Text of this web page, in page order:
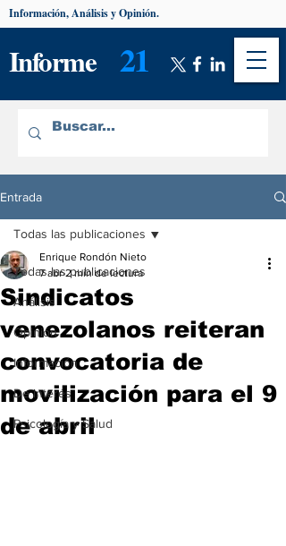
Informe 21
Información, Análisis y Opinión.
Entrada
Todas las publicaciones
Análisis
Opinión
Información
De interés
Psicología y Salud
Todas las publicaciones
Sindicatos
venezolanos reiteran
convocatoria de
movilización para el 9
de abril
Enrique Rondón Nieto
7 abr 2 min de lectura